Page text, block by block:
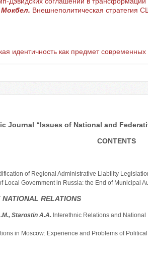
Внешнеполитическая стратегия
идентичность как предмет
Journal “Issues of National and
CONTENTS
of Regional Administrative Liability
Local Government in Russia: the End of Municipal
RELATIONS
Starostin A.A. Interethnic Relations and
in Moscow: Experience and Problems of